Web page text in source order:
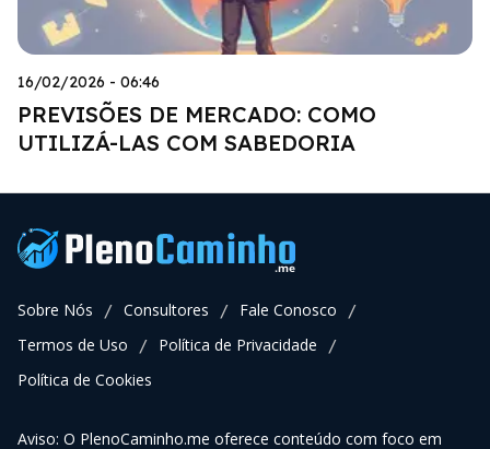
16/02/2026 - 06:46
PREVISÕES DE MERCADO: COMO
UTILIZÁ-LAS COM SABEDORIA
Sobre Nós / Consultores / Fale Conosco /
Termos de Uso / Política de Privacidade /
Política de Cookies
Aviso: O PlenoCaminho.me oferece conteúdo com foco em